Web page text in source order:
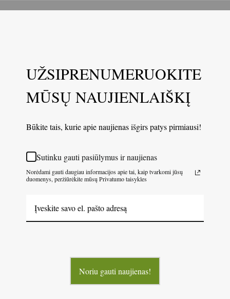
UŽSIPRENUMERUOKITE
MŪSŲ NAUJIENLAIŠKĮ
Būkite tais, kurie apie naujienas išgirs patys pirmiausi!
Sutinku gauti pasiūlymus ir naujienas
Norėdami gauti daugiau informacijos apie tai, kaip tvarkomi jūsų
duomenys, peržiūrėkite mūsų Privatumo taisykles
Noriu gauti naujienas!